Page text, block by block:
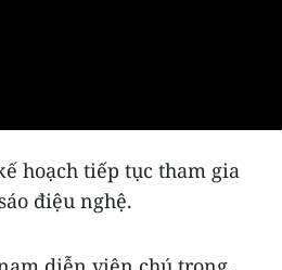
hoạch tiếp tục tham gia
điệu nghệ.